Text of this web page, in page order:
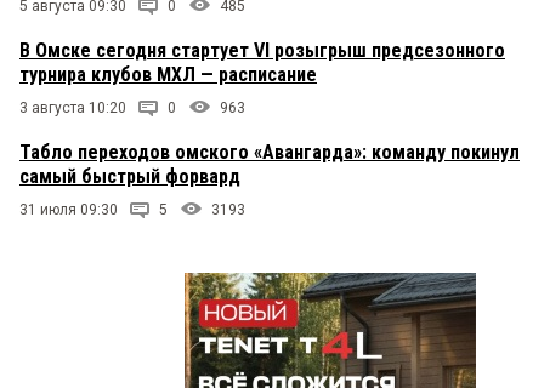
5 августа 09:30 0 485
В Омске сегодня стартует VI розыгрыш предсезонного
турнира клубов МХЛ — расписание
3 августа 10:20 0 963
Табло переходов омского «Авангарда»: команду покинул
самый быстрый форвард
31 июля 09:30 5 3193